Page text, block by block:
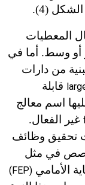
(4).
المعطيات
أو وسط. أما في
من دارات
قابلة
اسم معالج
غير الفعال.
تحقيق وظائف
في مثل
الأمامي (FEP)